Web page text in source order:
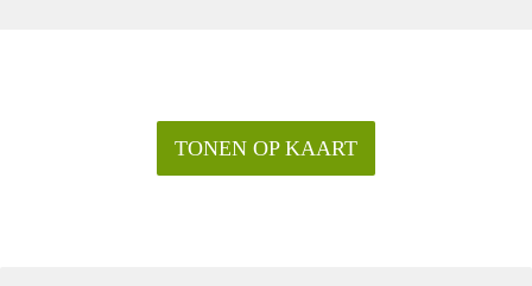
TONEN OP KAART